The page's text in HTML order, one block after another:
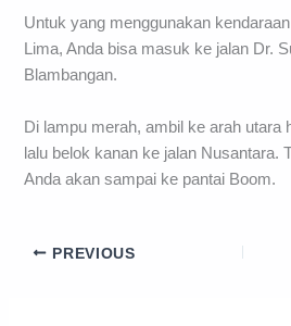
Untuk yang menggunakan
Lima, Anda bisa masuk ke jalan Dr.
Blambangan.
Di lampu merah, ambil ke arah utara
lalu belok kanan ke jalan Nusantara.
Anda akan sampai ke pantai Boom.
PREVIOUS